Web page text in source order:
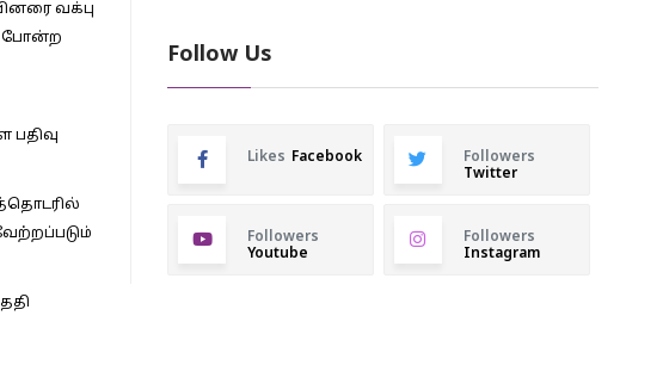
வக்பு
போன்ற
பதிவு
Follow Us
Likes Facebook
Followers
Twitter
Followers
Youtube
Followers
Instagram